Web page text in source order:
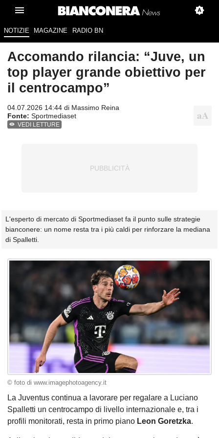
NOTIZIE MAGAZINE RADIO BN
Accomando rilancia: “Juve, un
top player grande obiettivo per
il centrocampo”
04.07.2026 14:44 di Massimo Reina
Fonte: Sportmediaset
VEDI LETTURE
L'esperto di mercato di Sportmediaset fa il punto sulle strategie
bianconere: un nome resta tra i più caldi per rinforzare la mediana
di Spalletti.
© foto di www.imagephotoagency.it
La Juventus continua a lavorare per regalare a Luciano
Spalletti un centrocampo di livello internazionale e, tra i
profili monitorati, resta in primo piano Leon Goretzka.